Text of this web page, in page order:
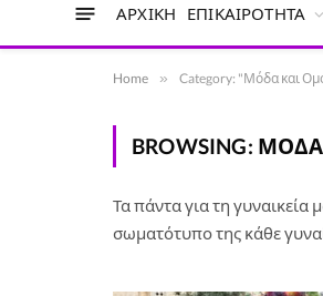
ΑΡΧΙΚΉ ΕΠΙΚΑΙΡΌΤΗΤΑ
Home » Category: "Μόδα και
BROWSING: ΜΌΔΑ
Τα πάντα για τη γυναικεία
σωματότυπο της κάθε